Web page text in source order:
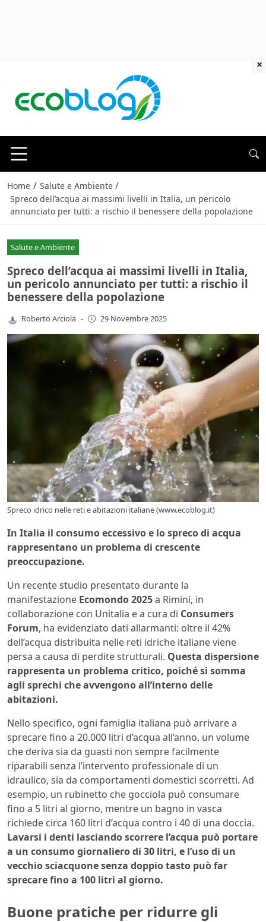
Home / Salute e Ambiente /
Spreco dell’acqua ai massimi livelli in Italia, un pericolo
annunciato per tutti: a rischio il benessere della popolazione
Salute e Ambiente
Spreco dell’acqua ai massimi livelli in Italia,
un pericolo annunciato per tutti: a rischio il
benessere della popolazione
Roberto Arciola - 29 Novembre 2025
Spreco idrico nelle reti e abitazioni italiane (www.ecoblog.it)
In Italia il consumo eccessivo e lo spreco di acqua
rappresentano un problema di crescente
preoccupazione.
Un recente studio presentato durante la
manifestazione Ecomondo 2025a Rimini, in
collaborazione con Unitalia e a cura di Consumers
Forum, ha evidenziato dati allarmanti: oltre il 42%
dell’acqua distribuita nelle reti idriche italiane viene
persa a causa di perdite strutturali. Questa dispersione
rappresenta un problema critico, poiché si somma
agli sprechi che avvengono all’interno delle
abitazioni.
Nello specifico, ogni famiglia italiana può arrivare a
sprecare fino a 20.000 litri d’acqua all’anno, un volume
che deriva sia da guasti non sempre facilmente
riparabili senza l’intervento professionale di un
idraulico, sia da comportamenti domestici scorretti. Ad
esempio, un rubinetto che gocciola può consumare
fino a 5 litri al giorno, mentre un bagno in vasca
richiede circa 160 litri d’acqua contro i 40 di una doccia.
Lavarsi i denti lasciando scorrere l’acqua può portare
a un consumo giornaliero di 30 litri, e l’uso di un
vecchio sciacquone senza doppio tasto può far
sprecare fino a 100 litri al giorno.
Buone pratiche per ridurre gli
×